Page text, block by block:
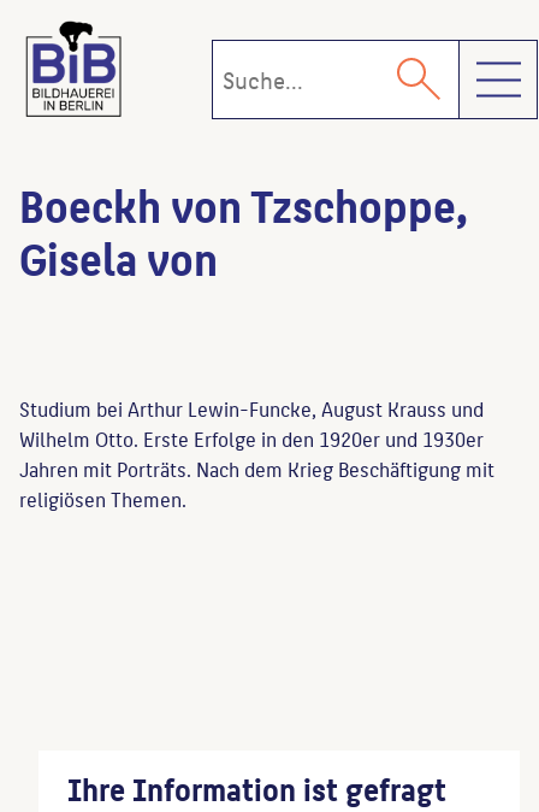
Boeckh von Tzschoppe,
Gisela von
Studium bei Arthur Lewin-Funcke, August Krauss und
Wilhelm Otto. Erste Erfolge in den 1920er und 1930er
Jahren mit Porträts. Nach dem Krieg Beschäftigung mit
religiösen Themen.
Ihre Information ist gefragt